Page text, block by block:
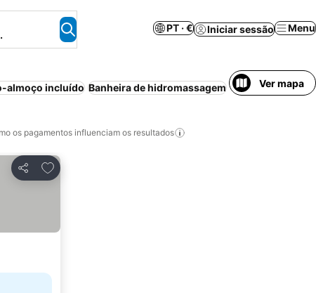
PT · € Iniciar sessão Menu
almoço incluído Banheira de hidromassagem Casa/Ver mapa
os pagamentos influenciam os resultados
Partilhar
Adicionar aos favoritos